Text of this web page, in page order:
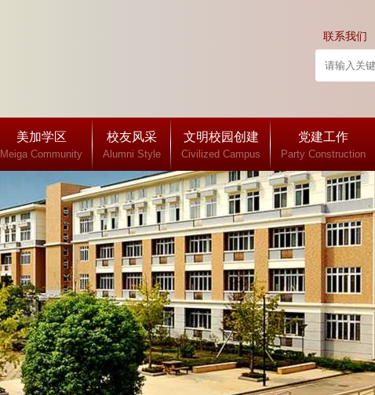
联系我们
美加学区
Meiga Community
校友风采
Alumni Style
文明校园创建
Civilized Campus
党建工作
Party Construction